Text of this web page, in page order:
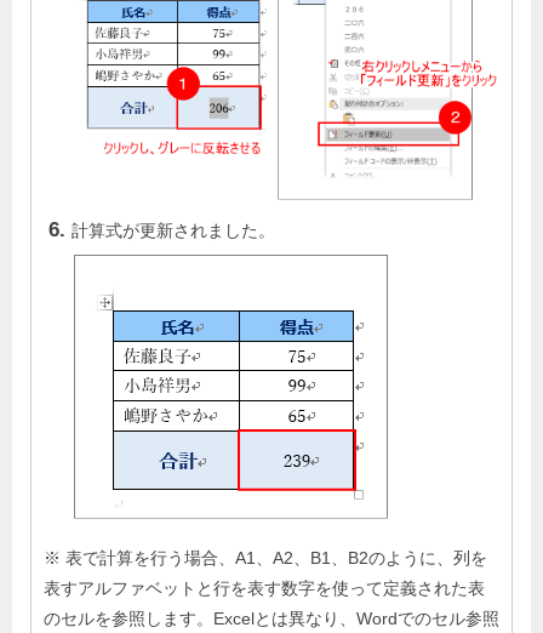
計算式が更新されました。
※ 表で計算を行う場合、A1、A2、B1、B2のように、列を
表すアルファベットと行を表す数字を使って定義された表
のセルを参照します。Excelとは異なり、Wordでのセル参照